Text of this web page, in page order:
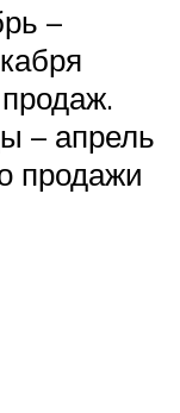
–
– апрель
продажи